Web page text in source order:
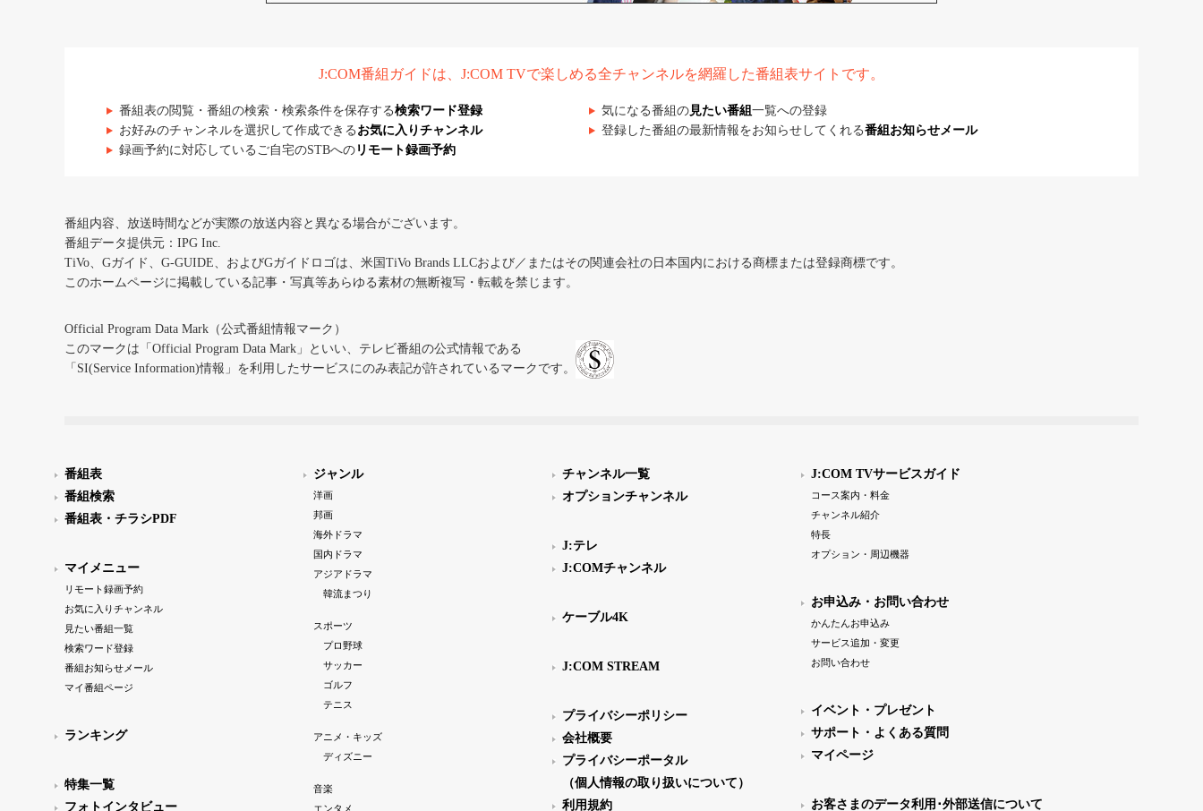
J:COM番組ガイドは、J:COM TVで楽しめる全チャンネルを網羅した番組表サイトです。
番組表の閲覧・番組の検索・検索条件を保存する検索ワード登録 気になる番組の見たい番組 一覧への登録
お好みのチャンネルを選択して作成できる お気に入りチャンネル 登録した番組の最新情報をお知らせしてくれる番組お知らせメール
録画予約に対応しているご自宅のSTBへの リモート録画予約
番組内容、放送時間などが実際の放送内容と異なる場合がございます。
番組データ提供元：IPG Inc.
TiVo、Gガイド、G-GUIDE、およびGガイドロゴは、米国TiVo Brands LLCおよび／またはその関連会社の日本国内における商標または登録商標です。
このホームページに掲載している記事・写真等あらゆる素材の無断複写・転載を禁じます。
Official Program Data Mark（公式番組情報マーク）
このマークは「Official Program Data Mark」といい、テレビ番組の公式情報である
「SI(Service Information)情報」を利用したサービスにのみ表記が許されているマークです。
番組表
番組検索
番組表・チラシPDF
マイメニュー
リモート録画予約
お気に入りチャンネル
見たい番組一覧
検索ワード登録
番組お知らせメール
マイ番組ページ
ランキング
特集一覧
フォトインタビュー
ジャンル
洋画
邦画
海外ドラマ
国内ドラマ
アジアドラマ
韓流まつり
スポーツ
プロ野球
サッカー
ゴルフ
テニス
アニメ・キッズ
ディズニー
音楽
エンタメ
チャンネル一覧
オプションチャンネル
J:テレ
J:COMチャンネル
ケーブル4K
J:COM STREAM
プライバシーポリシー
会社概要
プライバシーポータル
（個人情報の取り扱いについて）
利用規約
J:COM TVサービスガイド
コース案内・料金
チャンネル紹介
特長
オプション・周辺機器
お申込み・お問い合わせ
かんたんお申込み
サービス追加・変更
お問い合わせ
イベント・プレゼント
サポート・よくある質問
マイページ
お客さまのデータ利用･外部送信について